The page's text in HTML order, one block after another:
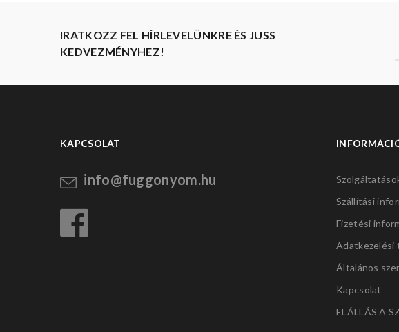
IRATKOZZ FEL HÍRLEVELÜNKRE ÉS JUSS
KEDVEZMÉNYHEZ!
KAPCSOLAT
info@fuggonyom.hu
Szállítási
Fizetési
Adatkezelési
Általános
Kapcsolat
ELÁLLÁS A